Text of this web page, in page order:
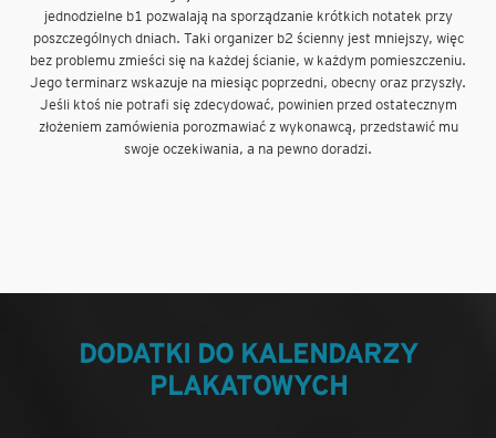
jednodzielne b1 pozwalają na sporządzanie krótkich notatek przy
poszczególnych dniach. Taki organizer b2 ścienny jest mniejszy, więc
bez problemu zmieści się na każdej ścianie, w każdym pomieszczeniu.
Jego terminarz wskazuje na miesiąc poprzedni, obecny oraz przyszły.
Jeśli ktoś nie potrafi się zdecydować, powinien przed ostatecznym
złożeniem zamówienia porozmawiać z wykonawcą, przedstawić mu
swoje oczekiwania, a na pewno doradzi.
DODATKI DO KALENDARZY
PLAKATOWYCH